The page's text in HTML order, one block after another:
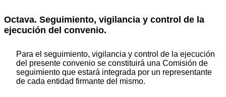
Octava. Seguimiento, vigilancia y control de la
ejecución del convenio.
Para el seguimiento, vigilancia y control de la ejecución
del presente convenio se constituirá una Comisión de
seguimiento que estará integrada por un representante
de cada entidad firmante del mismo.